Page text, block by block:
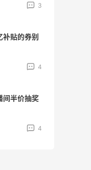
3
又是新羊毛
3
囤点吃的也
3